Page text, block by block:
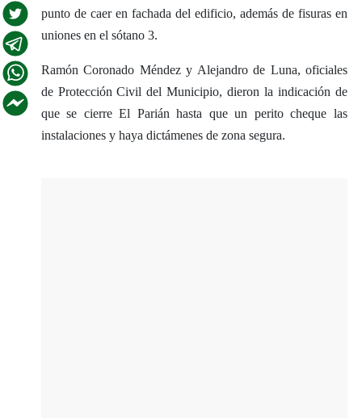
punto de caer en fachada del edificio, además de fisuras en
uniones en el sótano 3.
Ramón Coronado Méndez y Alejandro de Luna, oficiales
de Protección Civil del Municipio, dieron la indicación de
que se cierre El Parián hasta que un perito cheque las
instalaciones y haya dictámenes de zona segura.